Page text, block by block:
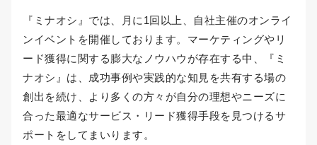
『ミナオシ』では、月に1回以上、自社主催のオンライ
ンイベントを開催しております。マーケティングやリ
ード獲得に関する膨大なノウハウが存在する中、『ミ
ナオシ』は、成功事例や実践的な知見を共有する場の
創出を続け、より多くの方々が自分の理想やニーズに
合った最適なサービス・リード獲得手段を見つけるサ
ポートをしてまいります。